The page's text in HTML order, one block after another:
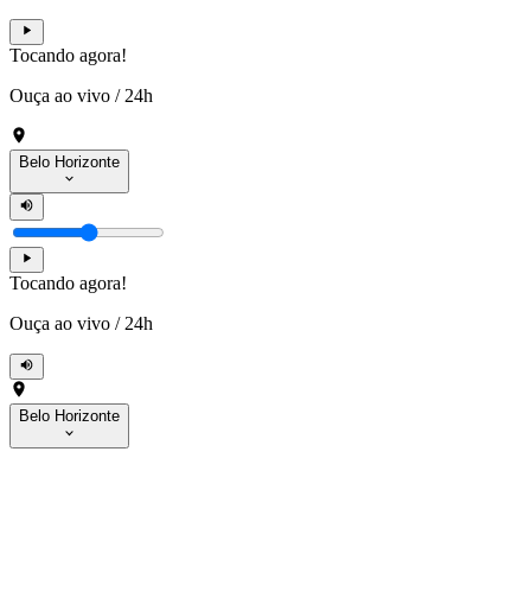
Tocando agora!
Ouça ao vivo / 24h
Belo Horizonte
Tocando agora!
Ouça ao vivo / 24h
Belo Horizonte